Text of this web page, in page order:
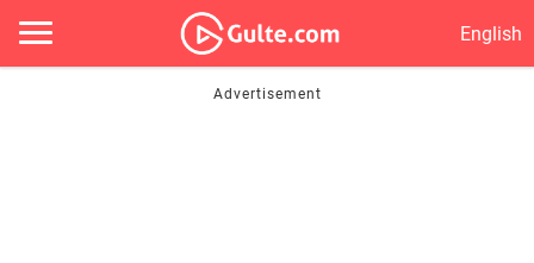
English